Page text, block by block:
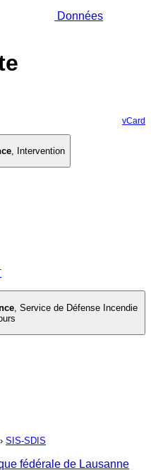
Données
vCard
, Intervention
, Service de Défense Incendie
› SIS-SDIS